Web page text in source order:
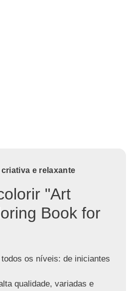
e relaxante
"Art
Book for
os níveis: de iniciantes
qualidade, variadas e